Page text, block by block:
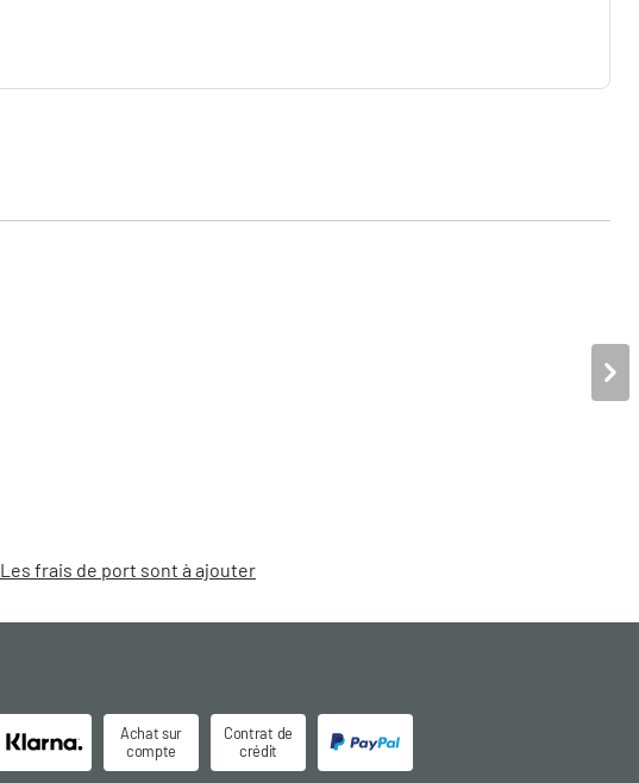
Les frais de port sont à ajouter
Achat sur
compte
Contrat de
crédit